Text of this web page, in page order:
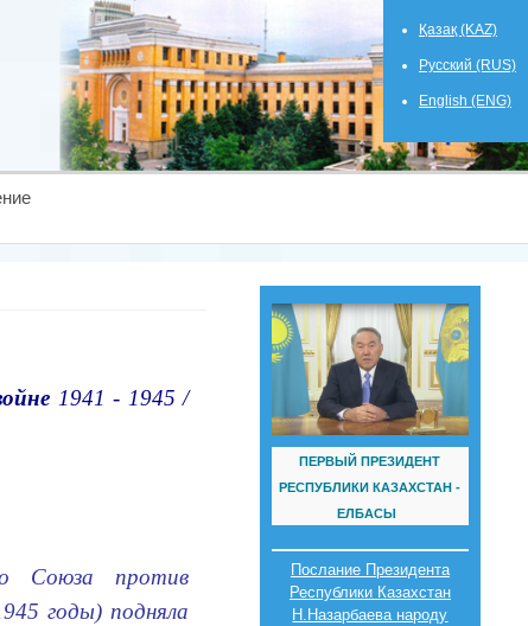
Қазақ (KAZ)
Русский (RUS)
English (ENG)
1941 - 1945 /
Союза против
годы) подняла
ПЕРВЫЙ ПРЕЗИДЕНТ
РЕСПУБЛИКИ КАЗАХСТАН -
ЕЛБАСЫ
Послание Президента
Республики Казахстан
Н.Назарбаева народу